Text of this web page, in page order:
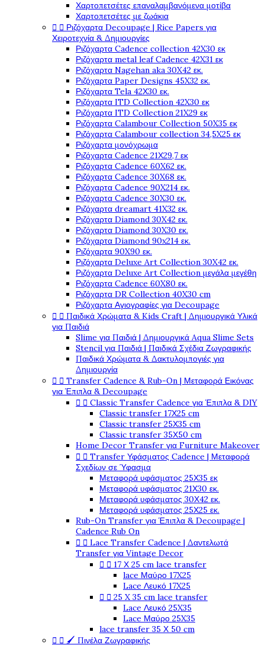
Χαρτοπετσέτες επαναλαμβανόμενα μοτίβα
Χαρτοπετσέτες με ζωάκια
  Ριζόχαρτα Decoupage | Rice Papers για
Χειροτεχνία & Δημιουργίες
Ριζόχαρτα Cadence collection 42X30 εκ
Ριζόχαρτα metal leaf Cadence 42X31 εκ
Ριζόχαρτα Nagehan aka 30X42 εκ.
Ριζόχαρτα Paper Designs 45X32 εκ.
Ριζόχαρτα Tela 42Χ30 εκ.
Ριζόχαρτα ITD Collection 42X30 εκ
Ριζόχαρτα ITD Collection 21X29 εκ
Ριζόχαρτα Calambour Collection 50X35 εκ
Ριζόχαρτα Calambour collection 34,5X25 εκ
Ριζόχαρτα μονόχρωμα
Ριζόχαρτα Cadence 21Χ29,7 εκ
Ριζόχαρτα Cadence 60X62 εκ.
Ριζόχαρτα Cadence 30X68 εκ.
Ριζόχαρτα Cadence 90X214 εκ.
Ριζόχαρτα Cadence 30X30 εκ.
Ριζόχαρτα dreamart 41X32 εκ.
Ριζόχαρτα Diamond 30X42 εκ.
Ριζόχαρτα Diamond 30X30 εκ.
Ριζόχαρτα Diamond 90x214 εκ.
Ριζόχαρτα 90X90 εκ.
Ριζόχαρτα Deluxe Art Collection 30X42 εκ.
Ριζόχαρτα Deluxe Art Collection μεγάλα μεγέθη
Ριζόχαρτα Cadence 60X80 εκ.
Ριζόχαρτα DR Collection 40X30 cm
Ριζόχαρτα Αγιογραφίες για Decoupage
  Παιδικά Χρώματα & Kids Craft | Δημιουργικά Υλικά
για Παιδιά
Slime για Παιδιά | Δημιουργικά Aqua Slime Sets
Stencil για Παιδιά | Παιδικά Σχέδια Ζωγραφικής
Παιδικά Χρώματα & Δακτυλομπογιές για
Δημιουργία
  Transfer Cadence & Rub-On | Μεταφορά Εικόνας
για Έπιπλα & Decoupage
  Classic Transfer Cadence για Έπιπλα & DIY
Classic transfer 17Χ25 cm
Classic transfer 25Χ35 cm
Classic transfer 35Χ50 cm
Home Decor Transfer για Furniture Makeover
  Transfer Υφάσματος Cadence | Μεταφορά
Σχεδίων σε Ύφασμα
Μεταφορά υφάσματος 25Χ35 εκ
Μεταφορά υφάσματος 21Χ30 εκ.
Μεταφορά υφάσματος 30Χ42 εκ.
Μεταφορά υφάσματος 25Χ25 εκ.
Rub-On Transfer για Έπιπλα & Decoupage |
Cadence Rub On
  Lace Transfer Cadence | Δαντελωτά
Transfer για Vintage Decor
  17 Χ 25 cm lace transfer
lace Μαύρο 17X25
Lace Λευκό 17X25
  25 X 35 cm lace transfer
Lace Λευκό 25X35
Lace Μαύρο 25X35
lace transfer 35 Χ 50 cm
  🖌️ Πινέλα Ζωγραφικής